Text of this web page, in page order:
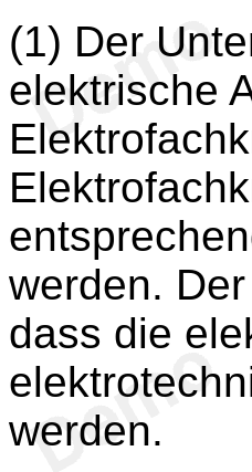
(1) Der
elektrische
werden.
dass die
werden.